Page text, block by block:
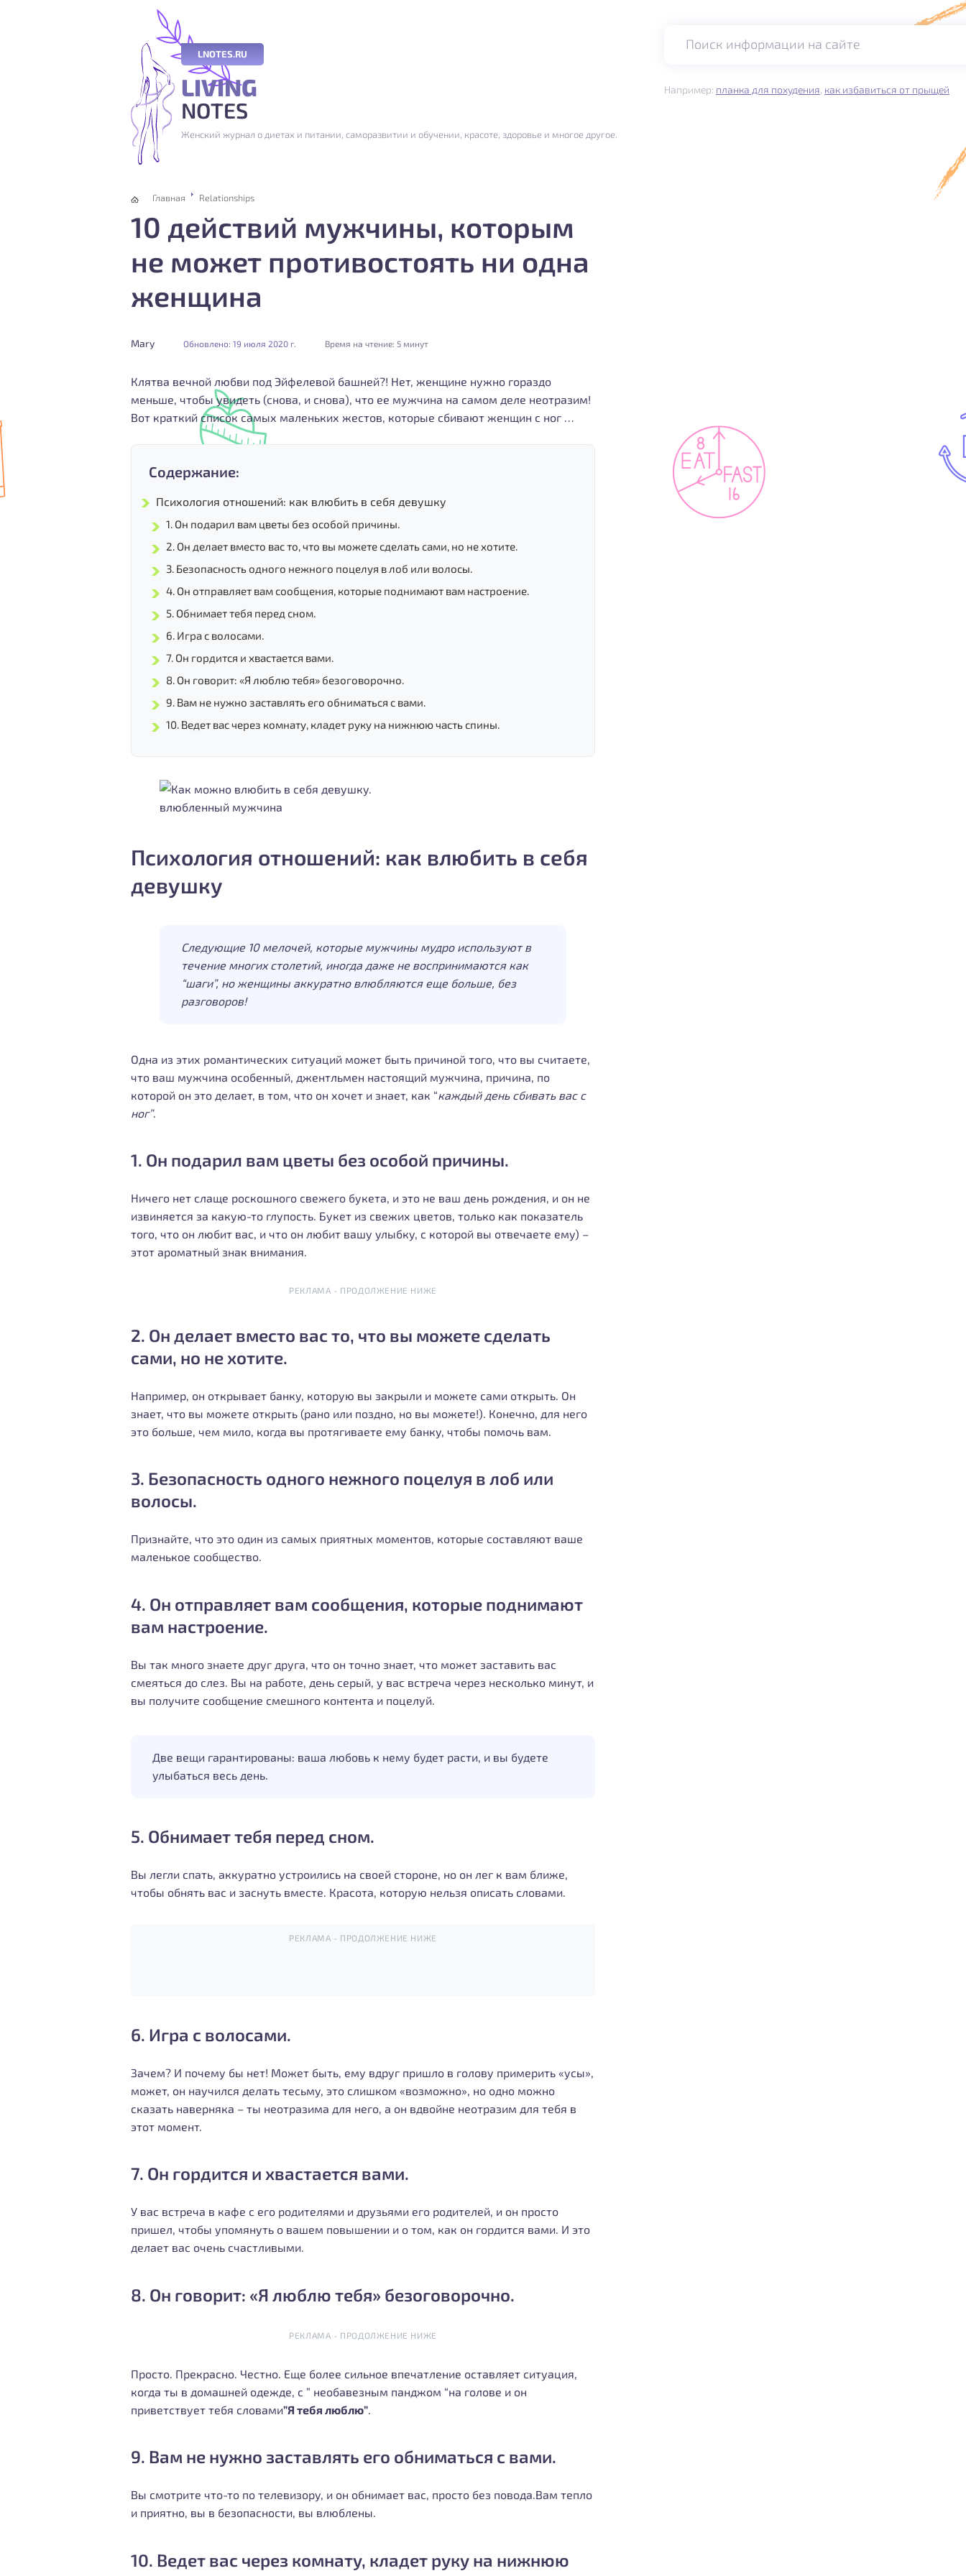
LNOTES.RU
LIVING
NOTES
Женский журнал о диетах и питании, саморазвитии и обучении, красоте, здоровье и многое другое.
Например: планка для похудения, как избавиться от прыщей
Главная Relationships
10 действий мужчины, которым
не может противостоять ни одна
женщина
Mary Обновлено: 19 июля 2020 г. Время на чтение: 5 минут
Клятва вечной любви под Эйфелевой башней?! Нет, женщине нужно гораздо
меньше, чтобы увидеть (снова, и снова), что ее мужчина на самом деле неотразим!
Вот краткий список самых маленьких жестов, которые сбивают женщин с ног …
Содержание:
Психология отношений: как влюбить в себя девушку
1. Он подарил вам цветы без особой причины.
2. Он делает вместо вас то, что вы можете сделать сами, но не хотите.
3. Безопасность одного нежного поцелуя в лоб или волосы.
4. Он отправляет вам сообщения, которые поднимают вам настроение.
5. Обнимает тебя перед сном.
6. Игра с волосами.
7. Он гордится и хвастается вами.
8. Он говорит: «Я люблю тебя» безоговорочно.
9. Вам не нужно заставлять его обниматься с вами.
10. Ведет вас через комнату, кладет руку на нижнюю часть спины.
влюбленный мужчина
Психология отношений: как влюбить в себя
девушку
Следующие 10 мелочей, которые мужчины мудро используют в
течение многих столетий, иногда даже не воспринимаются как
“шаги”, но женщины аккуратно влюбляются еще больше, без
разговоров!
Одна из этих романтических ситуаций может быть причиной того, что вы считаете,
что ваш мужчина особенный, джентльмен настоящий мужчина, причина, по
которой он это делает, в том, что он хочет и знает, как “каждый день сбивать вас с
ног”.
1. Он подарил вам цветы без особой причины.
Ничего нет слаще роскошного свежего букета, и это не ваш день рождения, и он не
извиняется за какую-то глупость. Букет из свежих цветов, только как показатель
того, что он любит вас, и что он любит вашу улыбку, с которой вы отвечаете ему) –
этот ароматный знак внимания.
РЕКЛАМА - ПРОДОЛЖЕНИЕ НИЖЕ
2. Он делает вместо вас то, что вы можете сделать
сами, но не хотите.
Например, он открывает банку, которую вы закрыли и можете сами открыть. Он
знает, что вы можете открыть (рано или поздно, но вы можете!). Конечно, для него
это больше, чем мило, когда вы протягиваете ему банку, чтобы помочь вам.
3. Безопасность одного нежного поцелуя в лоб или
волосы.
Признайте, что это один из самых приятных моментов, которые составляют ваше
маленькое сообщество.
4. Он отправляет вам сообщения, которые поднимают
вам настроение.
Вы так много знаете друг друга, что он точно знает, что может заставить вас
смеяться до слез. Вы на работе, день серый, у вас встреча через несколько минут, и
вы получите сообщение смешного контента и поцелуй.
Две вещи гарантированы: ваша любовь к нему будет расти, и вы будете
улыбаться весь день.
5. Обнимает тебя перед сном.
Вы легли спать, аккуратно устроились на своей стороне, но он лег к вам ближе,
чтобы обнять вас и заснуть вместе. Красота, которую нельзя описать словами.
РЕКЛАМА - ПРОДОЛЖЕНИЕ НИЖЕ
6. Игра с волосами.
Зачем? И почему бы нет! Может быть, ему вдруг пришло в голову примерить «усы»,
может, он научился делать тесьму, это слишком «возможно», но одно можно
сказать наверняка – ты неотразима для него, а он вдвойне неотразим для тебя в
этот момент.
7. Он гордится и хвастается вами.
У вас встреча в кафе с его родителями и друзьями его родителей, и он просто
пришел, чтобы упомянуть о вашем повышении и о том, как он гордится вами. И это
делает вас очень счастливыми.
8. Он говорит: «Я люблю тебя» безоговорочно.
РЕКЛАМА - ПРОДОЛЖЕНИЕ НИЖЕ
Просто. Прекрасно. Честно. Еще более сильное впечатление оставляет ситуация,
когда ты в домашней одежде, с ” необавезным панджом “на голове и он
приветствует тебя словами”Я тебя люблю”
9. Вам не нужно заставлять его обниматься с вами.
Вы смотрите что-то по телевизору, и он обнимает вас, просто без повода.Вам тепло
и приятно, вы в безопасности, вы влюблены.
10. Ведет вас через комнату, кладет руку на нижнюю